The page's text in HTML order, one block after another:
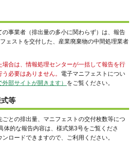
事業者（排出量の多小に関わらず）は、報告
ェストを交付した、産業廃棄物の中間処理業者
合は、情報処理センターが一括して報告を行
必要はありません。 電子マニフェストについ
部サイトが開きます） をご覧ください。
等
との排出量、マニフェストの交付枚数等につ
体的な報告内容は、様式第3号をご覧くださ
ロードできますので、ご利用ください。